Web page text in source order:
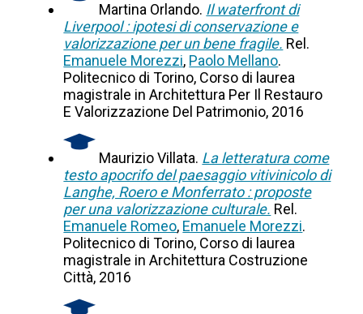
Martina Orlando. Il waterfront di
Liverpool : ipotesi di conservazione e
valorizzazione per un bene fragile. Rel.
Emanuele Morezzi, Paolo Mellano.
Politecnico di Torino, Corso di laurea
magistrale in Architettura Per Il Restauro
E Valorizzazione Del Patrimonio, 2016
Maurizio Villata. La letteratura come
testo apocrifo del paesaggio vitivinicolo di
Langhe, Roero e Monferrato : proposte
per una valorizzazione culturale. Rel.
Emanuele Romeo, Emanuele Morezzi.
Politecnico di Torino, Corso di laurea
magistrale in Architettura Costruzione
Città, 2016